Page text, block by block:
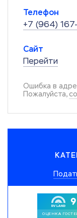
Телефон
+7 (964)
Сайт
Перейти
Ошибка в
Пожалуйста,